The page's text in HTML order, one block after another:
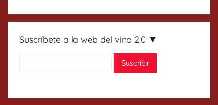
Suscríbete a la web del vino 2.0 ▼